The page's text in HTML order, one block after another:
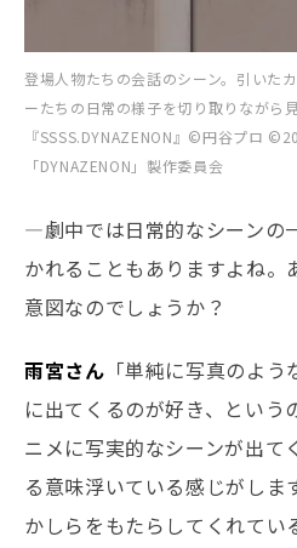
登場人物たちの会話のシーン。引いた
ーたちの日常の様子を切り取りながら
『SSSS.DYNAZENON』©円谷プロ
「DYNAZENON」製作委員会
―劇中では日常的なシーンの
かれることもありますよね。
意図なのでしょうか？
雨宮さん 「単純に写真のよ
に出てくるのが好き、という
ニメに写実的なシーンが出て
る意味浮いている感じがし
かしらをもたらしてくれてい